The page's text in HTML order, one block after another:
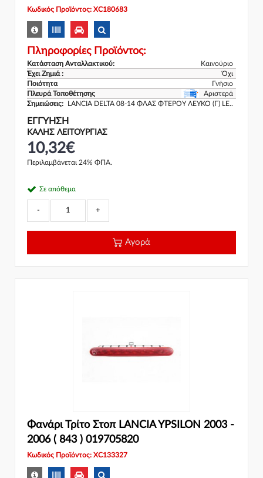
Κωδικός Προϊόντος: XC180683
Πληροφορίες Προϊόντος:
Κατάσταση Ανταλλακτικού:
Καινούριο
Έχει Ζημιά :
Όχι
Ποιότητα
Γνήσιο
Πλευρά Τοποθέτησης
Αριστερά
Σημειώσεις:
LANCIA DELTA 08-14 ΦΛΑΣ ΦΤΕΡΟΥ ΛΕΥΚΟ (Γ) LE..
ΕΓΓΎΗΣΗ
ΚΑΛΗΣ ΛΕΙΤΟΥΡΓΙΑΣ
10,32€
Περιλαμβάνεται 24% ΦΠΑ.
Σε απόθεμα
- +
Αγορά
Φανάρι Τρίτο Στοπ LANCIA YPSILON 2003 -
2006 ( 843 ) 019705820
Κωδικός Προϊόντος: XC133327